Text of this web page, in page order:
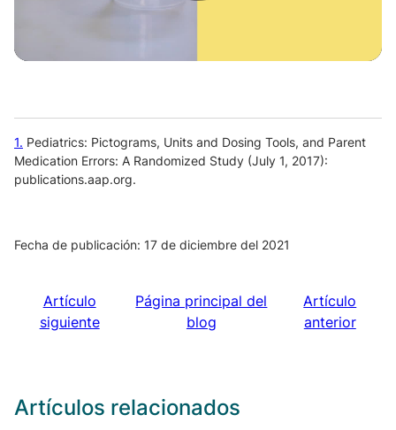
1 Pediatrics: Pictograms, Units and Dosing Tools, and Parent
Medication Errors: A Randomized Study (July 1, 2017):
publications.aap.org.
Fecha de publicación: 17 de diciembre del 2021
Artículo
siguiente
Página principal del
blog
Artículo
anterior
Artículos relacionados